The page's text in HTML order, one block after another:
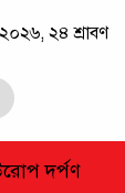
২৪ শ্রাবণ
দর্পণ